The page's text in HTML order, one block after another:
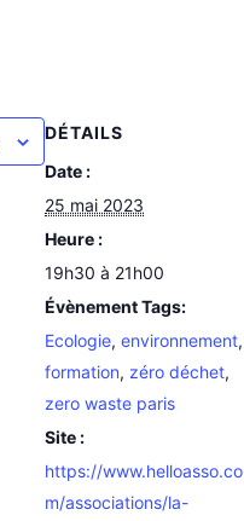
DÉTAILS
Date :
25 mai 2023
Heure :
19h30 à 21h00
Évènement Tags:
Ecologie, environnement,
formation, zéro déchet,
zero waste paris
Site :
https://www.helloasso.co
m/associations/la-